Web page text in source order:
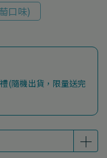
口味)
(隨機出貨，限量送完